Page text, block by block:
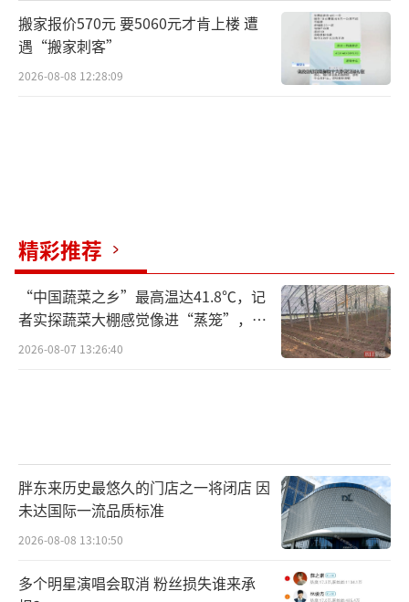
搬家报价570元 要5060元才肯上楼 遭
遇“搬家刺客”
2026-08-08 12:28:09
精彩推荐
“中国蔬菜之乡”最高温达41.8℃，记
者实探蔬菜大棚感觉像进“蒸笼”，有
村民称只能凌晨两点起来干活
2026-08-07 13:26:40
胖东来历史最悠久的门店之一将闭店 因
未达国际一流品质标准
2026-08-08 13:10:50
多个明星演唱会取消 粉丝损失谁来承